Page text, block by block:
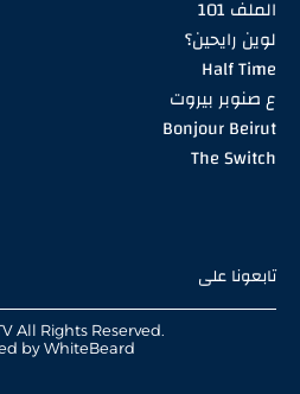
الملف 101
لوين رايحين؟
Half Time
ع صنوبر بيروت
Bonjour Beirut
The Switch
تابعونا على
All Rights Reserved.
byWhiteBeard